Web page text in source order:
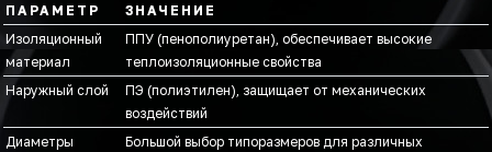
ПАРАМЕТР
ЗНАЧЕНИЕ
Изоляционный
материал
ППУ (пенополиуретан), обеспечивает высокие
теплоизоляционные свойства
Наружный слой
ПЭ (полиэтилен), защищает от механических
воздействий
Диаметры
Большой выбор типоразмеров для различных